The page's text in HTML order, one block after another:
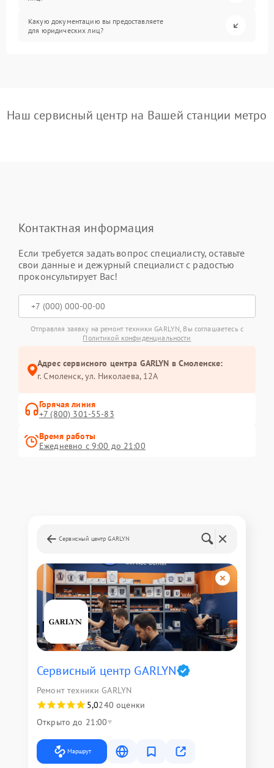
Какую документацию вы предоставляете
для юридических лиц?
Наш сервисный центр на Вашей станции метро
Контактная информация
Если требуется задать вопрос специалисту, оставьте
свои данные и дежурный специалист с радостью
проконсультирует Вас!
Отправляя заявку на ремонт техники GARLYN, Вы соглашаетесь с
Политикой конфиденциальности
Адрес сервисного центра GARLYN в Смоленске:
г. Смоленск, ул. Николаева, 12А
Горячая линия
+7 (800) 301-55-83
Время работы
Ежедневно с 9:00 до 21:00
Сервисный центр GARLYN
Сервисный центр GARLYN
Ремонт техники GARLYN
5,0240 оценки
Открыто до 21:00
Маршрут